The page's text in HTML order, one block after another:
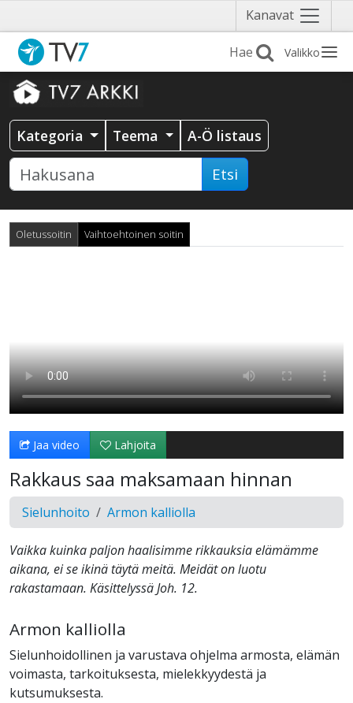
Kanavat Näytä
valikko
Valikko
Kategoria Teema A-Ö listaus
Etsi
Oletussoitin Vaihtoehtoinen soitin
Jaa video Lahjoita
Rakkaus saa maksamaan hinnan
Sielunhoito Armon kalliolla
Vaikka kuinka paljon haalisimme rikkauksia elämämme
aikana, ei se ikinä täytä meitä. Meidät on luotu
rakastamaan. Käsittelyssä Joh. 12.
Armon kalliolla
Sielunhoidollinen ja varustava ohjelma armosta, elämän
voimasta, tarkoituksesta, mielekkyydestä ja
kutsumuksesta.